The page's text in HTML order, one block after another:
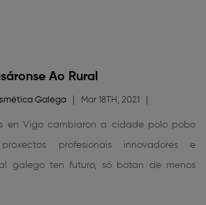
Ao Rural
Galega Mar 18TH, 2021
en Vigo cambiaron a cidade polo pobo
profesionais innovadores e
galego ten futuro, só botan de menos